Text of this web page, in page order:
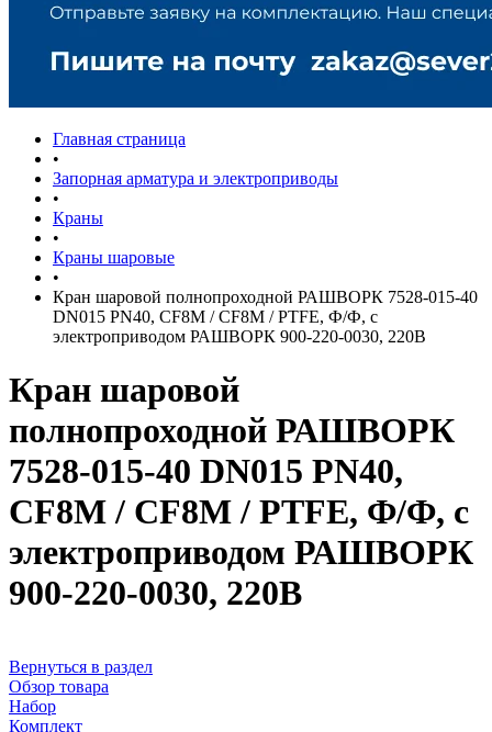
Главная страница
•
Запорная арматура и электроприводы
•
Краны
•
Краны шаровые
•
Кран шаровой полнопроходной РАШВОРК 7528-015-40
DN015 PN40, CF8M / CF8M / PTFE, Ф/Ф, с
электроприводом РАШВОРК 900-220-0030, 220В
Кран шаровой
полнопроходной РАШВОРК
7528-015-40 DN015 PN40,
CF8M / CF8M / PTFE, Ф/Ф, с
электроприводом РАШВОРК
900-220-0030, 220В
Вернуться в раздел
Обзор товара
Набор
Комплект